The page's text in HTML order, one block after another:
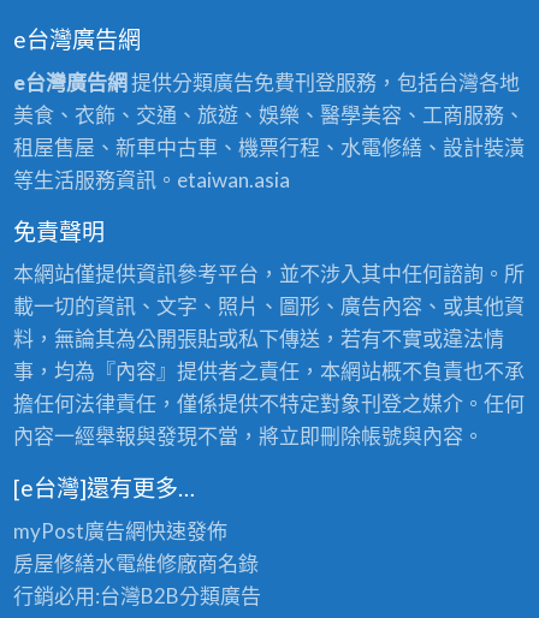
e台灣廣告網
e台灣廣告網提供分類廣告免費刊登服務，包括台灣各地
美食、衣飾、交通、旅遊、娛樂、醫學美容、工商服務、
租屋售屋、新車中古車、機票行程、水電修繕、設計裝潢
等生活服務資訊。etaiwan.asia
免責聲明
本網站僅提供資訊參考平台，並不涉入其中任何諮詢。所
載一切的資訊、文字、照片、圖形、廣告內容、或其他資
料，無論其為公開張貼或私下傳送，若有不實或違法情
事，均為『內容』提供者之責任，本網站概不負責也不承
擔任何法律責任，僅係提供不特定對象刊登之媒介。任何
內容一經舉報與發現不當，將立即刪除帳號與內容。
[e台灣]還有更多…
myPost廣告網快速發佈
房屋修繕水電維修廠商名錄
行銷必用:台灣B2B分類廣告